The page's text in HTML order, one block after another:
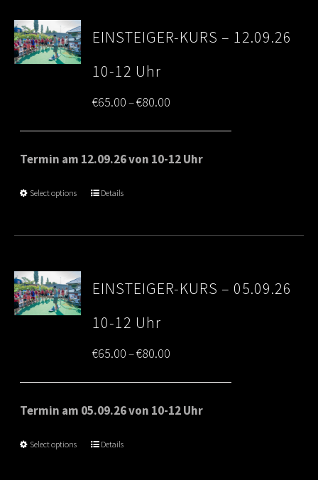
EINSTEIGER-KURS – 12.09.26
10-12 Uhr
€65.00–€80.00
range:
€65.00
Termin am 12.09.26 von 10-12 Uhr
Select options Details
EINSTEIGER-KURS – 05.09.26
10-12 Uhr
€65.00–€80.00
range:
€65.00
Termin am 05.09.26 von 10-12 Uhr
Select options Details